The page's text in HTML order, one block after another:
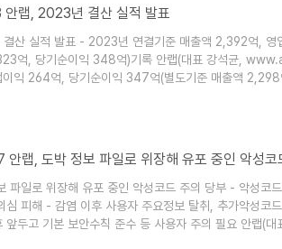
랩, 2023년 결산 실적 발표
산 실적 발표 - 2023년 연결기준 매출액 2,392억,
억, 당기순이익 348억)기록 안랩(대표 강석균,
익 264억, 당기순이익 347억(별도기준 매출액
준으로는 전년대비 매출액 6%(134억), 영업이익
랩, 도박 정보 파일로 위장해 유포 중인 악성코
파일로 위장해 유포 중인 악성코드 주의 당부 - 악성코
심 피해 - 감염 이후 사용자 주요정보 탈취, 추가악성
앞두고 기본 보안수칙 준수 등 사용자 주의 필요 안랩